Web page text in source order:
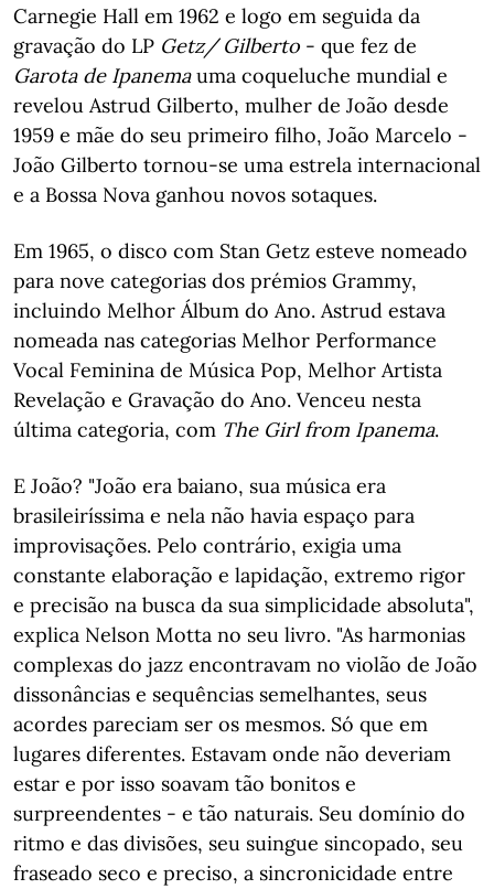
Carnegie Hall em 1962 e logo em seguida da
gravação do LP Getz/ Gilberto - que fez de
Garota de Ipanemauma coqueluche mundial e
revelou Astrud Gilberto, mulher de João desde
1959 e mãe do seu primeiro filho, João Marcelo -
João Gilberto tornou-se uma estrela internacional
e a Bossa Nova ganhou novos sotaques.
Em 1965, o disco com Stan Getz esteve nomeado
para nove categorias dos prémios Grammy,
incluindo Melhor Álbum do Ano. Astrud estava
nomeada nas categorias Melhor Performance
Vocal Feminina de Música Pop, Melhor Artista
Revelação e Gravação do Ano. Venceu nesta
última categoria, com The Girl from Ipanema.
E João? "João era baiano, sua música era
brasileiríssima e nela não havia espaço para
improvisações. Pelo contrário, exigia uma
constante elaboração e lapidação, extremo rigor
e precisão na busca da sua simplicidade absoluta",
explica Nelson Motta no seu livro. "As harmonias
complexas do jazz encontravam no violão de João
dissonâncias e sequências semelhantes, seus
acordes pareciam ser os mesmos. Só que em
lugares diferentes. Estavam onde não deveriam
estar e por isso soavam tão bonitos e
surpreendentes - e tão naturais. Seu domínio do
ritmo e das divisões, seu suingue sincopado, seu
fraseado seco e preciso, a sincronicidade entre